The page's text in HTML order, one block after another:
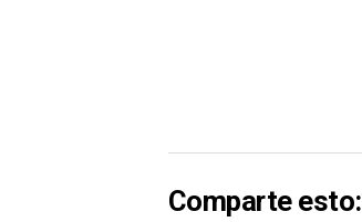
Comparte esto: